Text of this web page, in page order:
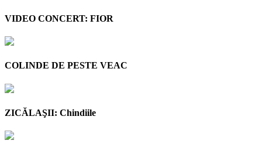
VIDEO CONCERT: FIOR
COLINDE DE PESTE VEAC
ZICĂLAŞII: Chindiile